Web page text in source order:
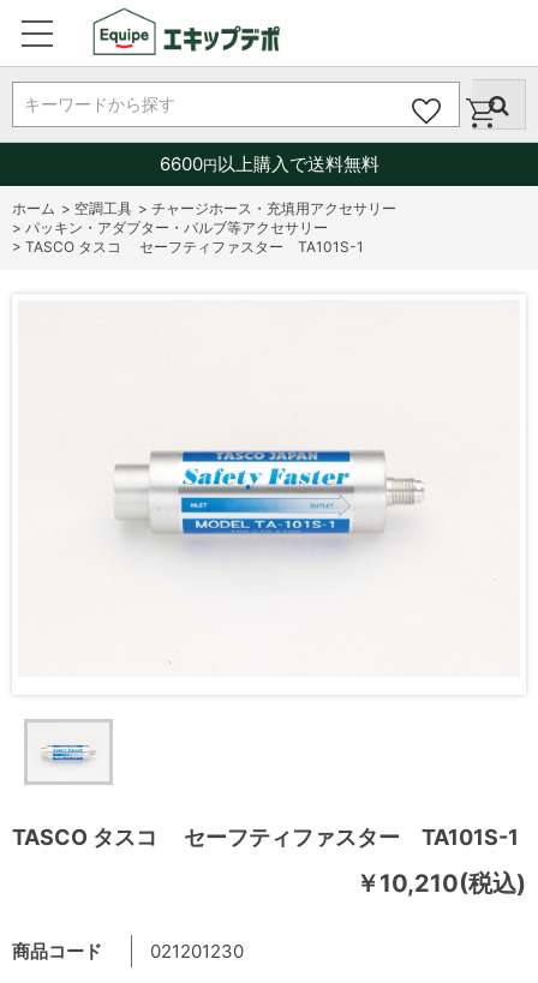
キーワードから探す
6600円以上購入で送料無料
ホーム > 空調工具 > チャージホース・充填用アクセサリー
> パッキン・アダプター・バルブ等アクセサリー
> TASCO タスコ セーフティファスター TA101S-1
TASCO タスコ セーフティファスター TA101S-1
￥10,210(税込)
商品コード 021201230